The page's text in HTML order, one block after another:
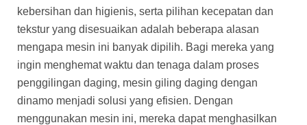
kebersihan dan higienis, serta pilihan kecepatan dan
tekstur yang disesuaikan adalah beberapa alasan
mengapa mesin ini banyak dipilih. Bagi mereka yang
ingin menghemat waktu dan tenaga dalam proses
penggilingan daging, mesin giling daging dengan
dinamo menjadi solusi yang efisien. Dengan
menggunakan mesin ini, mereka dapat menghasilkan